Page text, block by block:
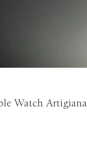
Watch